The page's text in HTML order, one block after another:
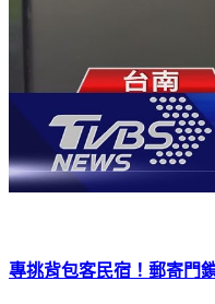
專挑背包客民宿！郵寄門